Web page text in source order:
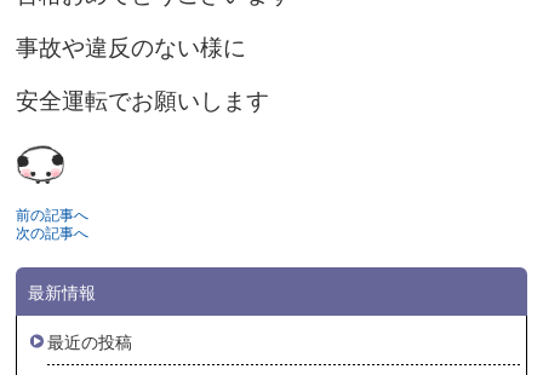
事故や違反のない様に
安全運転でお願いします
前の記事へ
次の記事へ
最新情報
最近の投稿